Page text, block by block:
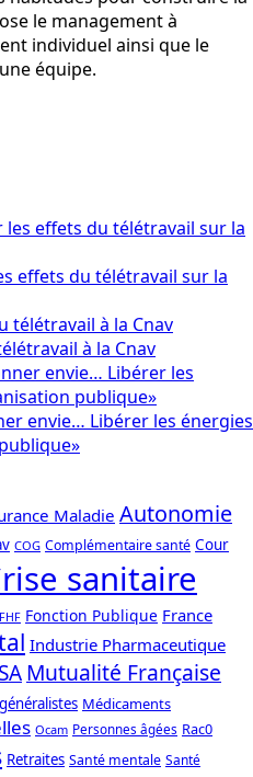
le management à
individuel ainsi que le
équipe.
effets du télétravail sur la
à la Cnav
envie… Libérer les énergies
Maladie Autonomie
COG Complémentaire santé Cour
sanitaire
FHF Fonction Publique France
Industrie Pharmaceutique
Mutualité Française
Médicaments
Ocam Personnes âgées Rac0
Retraites Santé mentale Santé